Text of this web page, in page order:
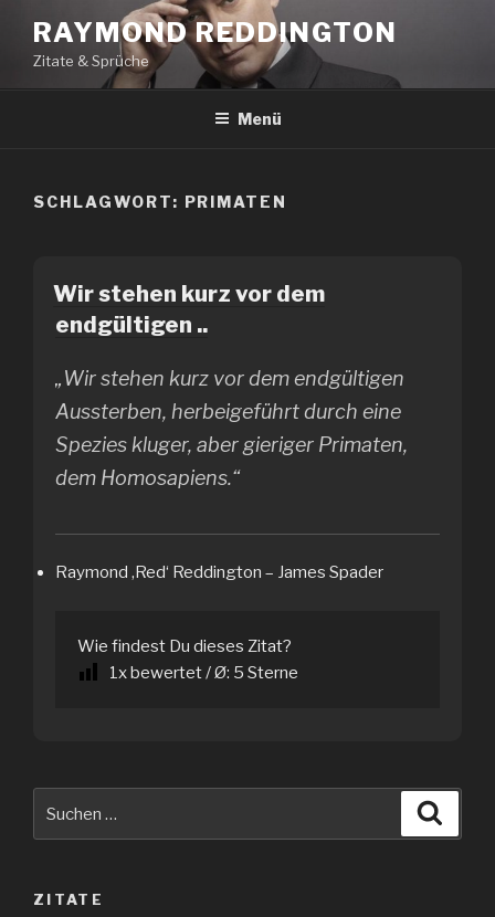
Inhalt
springen
RAYMOND REDDINGTON
Zitate & Sprüche
Menü
SCHLAGWORT: PRIMATEN
Wir stehen kurz vor dem
endgültigen ..
„Wir stehen kurz vor dem endgültigen
Aussterben, herbeigeführt durch eine
Spezies kluger, aber gieriger Primaten,
dem Homosapiens.“
Raymond ‚Red‘ Reddington – James Spader
Wie findest Du dieses Zitat?
1 x bewertet / Ø: 5 Sterne
nach:
ZITATE